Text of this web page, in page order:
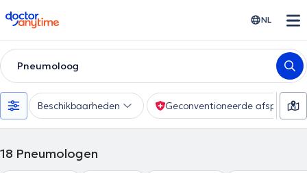
doctoranytime NL
Pneumoloog
Beschikbaarheden Geconventioneerde afspraak
18 Pneumologen